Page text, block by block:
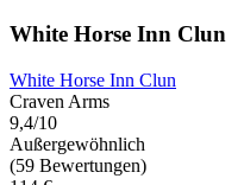
White Horse Inn Clun
White Horse Inn Clun
Craven Arms
9,4/10
Außergewöhnlich
(59 Bewertungen)